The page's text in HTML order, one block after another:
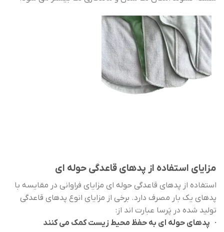
مزایای استفاده از پدهای قاعدگی حوله ای
استفاده از پدهای قاعدگی حوله ای مزایای فراوانی در مقایسه با
پدهای یک بار مصرف دارد. برخی از مزایای انوع پدهای قاعدگی
تولید شده در پَرسا عبارت اند از:
· پدهای حوله ای به حفظ محیط زیست کمک می کنند